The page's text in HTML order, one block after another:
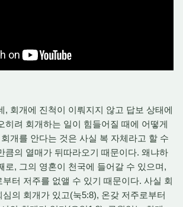
, 회개에 진척이 이뤄지지 않고 답보 상태에
히려 회개하는 일이 힘들어질 때에 어떻게
개를 안다는 것은 사실 복 자체라고 할 수
큼의 열매가 뒤따라오기 때문이다. 왜냐하
로, 그의 영혼이 천국에 들어갈 수 있으며,
터 저주를 없앨 수 있기 때문이다. 사실 회
의 회개가 있고(눅5:8), 온갖 저주로부터